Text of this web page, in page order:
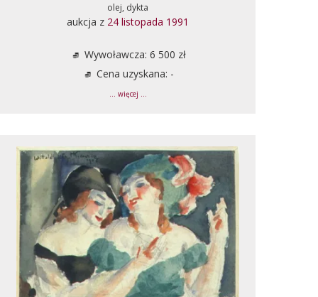
olej, dykta
aukcja z 24 listopada 1991
Wywoławcza: 6 500 zł
Cena uzyskana: -
... więcej ...